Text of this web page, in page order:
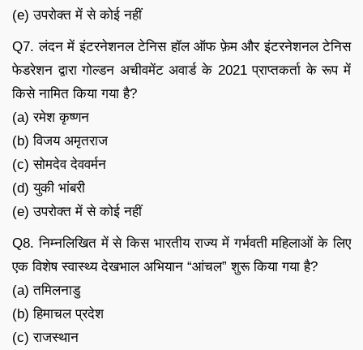
(e) उपरोक्त में से कोई नहीं
Q7. लंदन में इंटरनेशनल टेनिस हॉल ऑफ फ़ेम और इंटरनेशनल टेनिस
फेडरेशन द्वारा गोल्डन अचीवमेंट अवार्ड के 2021 प्राप्तकर्ता के रूप में
किसे नामित किया गया है?
(a) रमेश कृष्णन
(b) विजय अमृतराज
(c) सोमदेव देववर्मन
(d) युकी भांबरी
(e) उपरोक्त में से कोई नहीं
Q8. निम्नलिखित में से किस भारतीय राज्य में गर्भवती महिलाओं के लिए
एक विशेष स्वास्थ्य देखभाल अभियान “आंचल” शुरू किया गया है?
(a) तमिलनाडु
(b) हिमाचल प्रदेश
(c) राजस्थान